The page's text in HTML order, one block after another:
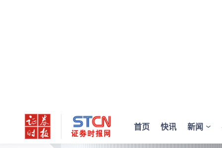
首页 快讯 新闻